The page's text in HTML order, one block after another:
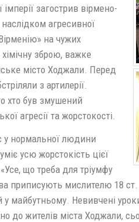
загострив вірмено-
агресивної
на чужих
зброю, важке
місто Ходжали. Перед
з артилерії.
хто був змушений
агресії та жорстокості.
у нормальної людини
усю жорстокість цієї
що треба для тріумфу
приписують мислителю 18
у майбутньому. Невивчені
до жителів міста Ходжали,